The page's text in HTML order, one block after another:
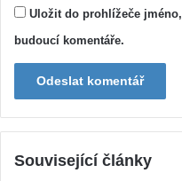
Uložit do prohlížeče
budoucí komentáře.
Související články